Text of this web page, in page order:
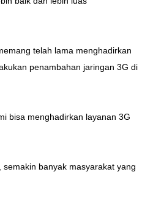
telah lama menghadirkan
penambahan jaringan 3G di
bisa menghadirkan layanan 3G
banyak masyarakat yang